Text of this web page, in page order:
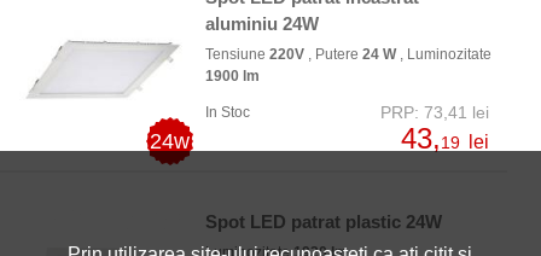
24w
aluminiu 24W
Tensiune 220V , Putere 24 W, Luminozitate
1900 lm
In Stoc PRP: 73,41 lei
43,19 lei
Spot LED patrat plastic 24W